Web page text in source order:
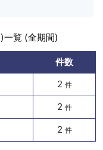
一覧 (全期間)
件数
2 件
2 件
2 件